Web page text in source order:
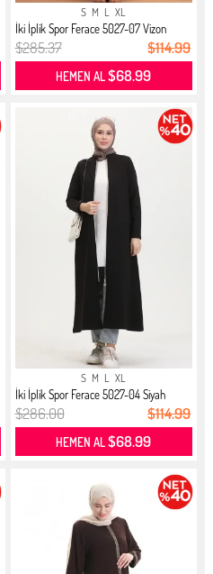
S M L XL
İki İplik Spor Ferace 5027-07 Vizon
$285.37 $114.99
HEMEN AL$68.99
S M L XL
İki İplik Spor Ferace 5027-04 Siyah
$286.00 $114.99
HEMEN AL$68.99